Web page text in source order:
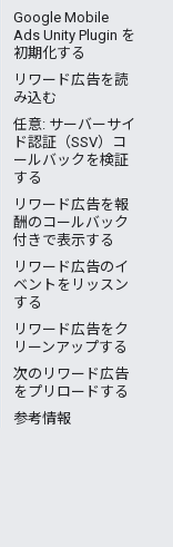
Google Mobile
Ads Unity Plugin を
初期化する
リワード広告を読
み込む
任意: サーバーサイ
ド認証（SSV）コ
ールバックを検証
する
リワード広告を報
酬のコールバック
付きで表示する
リワード広告のイ
ベントをリッスン
する
リワード広告をク
リーンアップする
次のリワード広告
をプリロードする
参考情報